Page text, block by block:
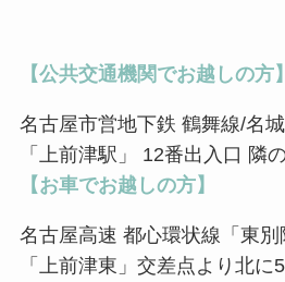
【公共交通機関でお越しの⽅】
名古屋市営地下鉄 鶴舞線/名
「上前津駅」 12番出⼊⼝ 隣
【お⾞でお越しの⽅】
名古屋⾼速 都⼼環状線「東
「上前津東」交差点より北に